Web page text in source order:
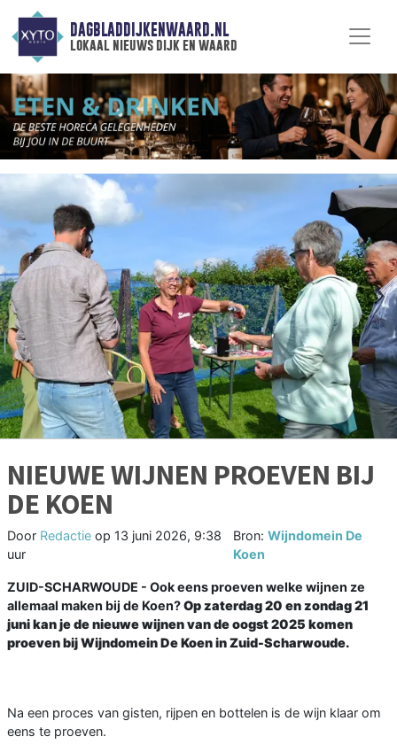
DAGBLADDIJKENWAARD.NL
lokaal nieuws dijk en waard
NIEUWE WIJNEN PROEVEN BIJ
DE KOEN
Door Redactie op 13 juni 2026, 9:38
uur
Bron:Wijndomein De
Koen
ZUID-SCHARWOUDE - Ook eens proeven welke wijnen ze
allemaal maken bij de Koen?Op zaterdag 20 en zondag 21
juni kan je de nieuwe wijnen van de oogst 2025 komen
proeven bij Wijndomein De Koen in Zuid-Scharwoude.
Na een proces van gisten, rijpen en bottelen is de wijn klaar om
eens te proeven.